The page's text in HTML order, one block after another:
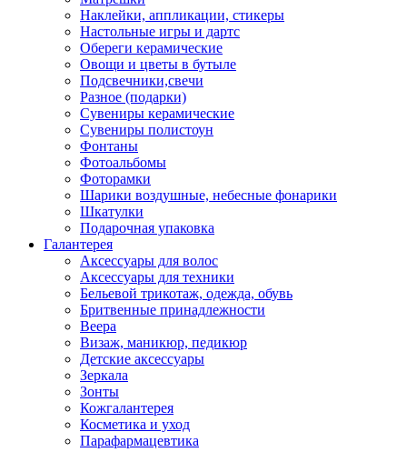
Наклейки, аппликации, стикеры
Настольные игры и дартс
Обереги керамические
Овощи и цветы в бутыле
Подсвечники,свечи
Разное (подарки)
Сувениры керамические
Сувениры полистоун
Фонтаны
Фотоальбомы
Фоторамки
Шарики воздушные, небесные фонарики
Шкатулки
Подарочная упаковка
Галантерея
Аксессуары для волос
Аксессуары для техники
Бельевой трикотаж, одежда, обувь
Бритвенные принадлежности
Веера
Визаж, маникюр, педикюр
Детские аксессуары
Зеркала
Зонты
Кожгалантерея
Косметика и уход
Парафармацевтика